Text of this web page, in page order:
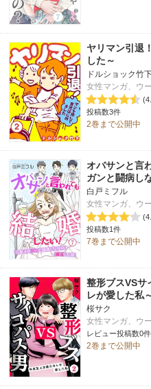
ヤリマン引退
した～
ドルショック竹
女性マンガ、ウ
投稿数3件
2巻まで公開中
オバサンと言
ガンと闘病し
白戸ミフル
女性マンガ、ウ
投稿数1件
7巻まで公開中
整形ブスVSサ
レが愛した私
桜サク
女性マンガ、ウ
レビュー投稿数0件
2巻まで公開中